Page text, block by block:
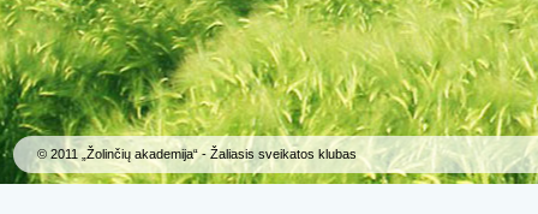
© 2011 „Žolinčių akademija“ - Žaliasis sveikatos klubas